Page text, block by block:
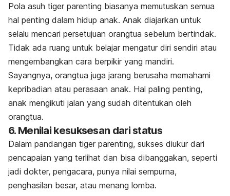
Pola asuh tiger parenting biasanya memutuskan semua
hal penting dalam hidup anak. Anak diajarkan untuk
selalu mencari persetujuan orangtua sebelum bertindak.
Tidak ada ruang untuk belajar mengatur diri sendiri atau
mengembangkan cara berpikir yang mandiri.
Sayangnya, orangtua juga jarang berusaha memahami
kepribadian atau perasaan anak. Hal paling penting,
anak mengikuti jalan yang sudah ditentukan oleh
orangtua.
6. Menilai kesuksesan dari status
Dalam pandangan tiger parenting, sukses diukur dari
pencapaian yang terlihat dan bisa dibanggakan, seperti
jadi dokter, pengacara, punya nilai sempurna,
penghasilan besar, atau menang lomba.